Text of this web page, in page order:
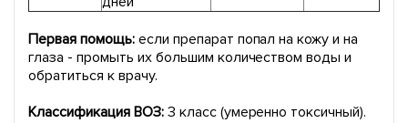
Первая помощь:если препарат попал на кожу и на
глаза - промыть их большим количеством воды и
обратиться к врачу.
Классификация ВОЗ:3 класс (умеренно токсичный).